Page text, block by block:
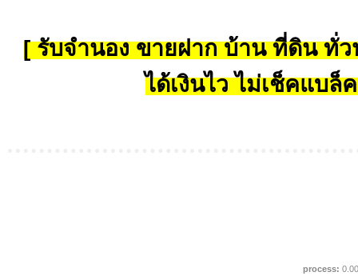
[ รับจำนอง ขายฝาก บ้าน ที่ดิน ทั่ว
ได้เงินไว ไม่เช็คแบล็
process: